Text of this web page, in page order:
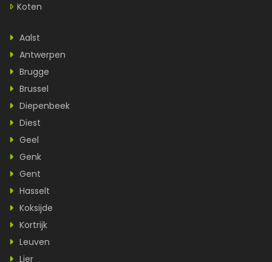
Koten
Aalst
Antwerpen
Brugge
Brussel
Diepenbeek
Diest
Geel
Genk
Gent
Hasselt
Koksijde
Kortrijk
Leuven
Lier